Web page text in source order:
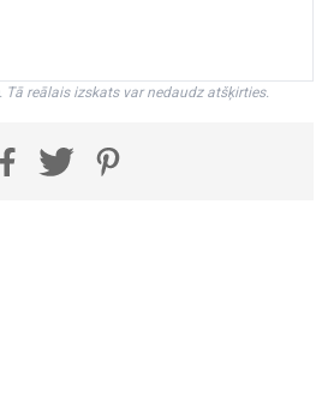
reālais izskats var nedaudz atšķirties.